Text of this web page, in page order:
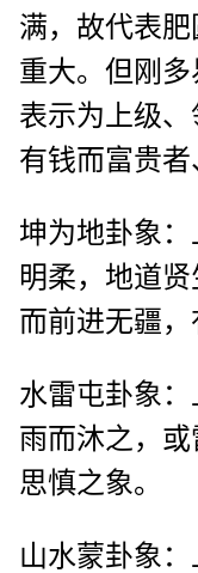
满，故代表肥
重大。但刚
表示为上级、
有钱而富贵者
坤为地卦象
明柔，地道
而前进无疆，
水雷屯卦象
雨而沐之，
思慎之象。
山水蒙卦象